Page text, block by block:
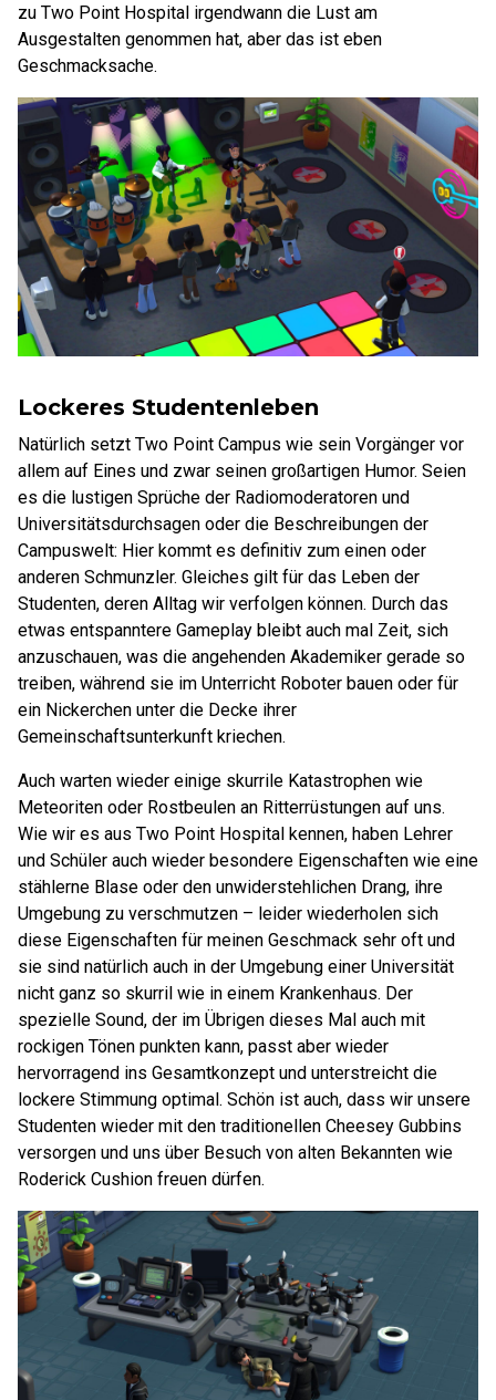
zu Two Point Hospital irgendwann die Lust am
Ausgestalten genommen hat, aber das ist eben
Geschmacksache.
Lockeres Studentenleben
Natürlich setzt Two Point Campus wie sein Vorgänger vor
allem auf Eines und zwar seinen großartigen Humor. Seien
es die lustigen Sprüche der Radiomoderatoren und
Universitätsdurchsagen oder die Beschreibungen der
Campuswelt: Hier kommt es definitiv zum einen oder
anderen Schmunzler. Gleiches gilt für das Leben der
Studenten, deren Alltag wir verfolgen können. Durch das
etwas entspanntere Gameplay bleibt auch mal Zeit, sich
anzuschauen, was die angehenden Akademiker gerade so
treiben, während sie im Unterricht Roboter bauen oder für
ein Nickerchen unter die Decke ihrer
Gemeinschaftsunterkunft kriechen.
Auch warten wieder einige skurrile Katastrophen wie
Meteoriten oder Rostbeulen an Ritterrüstungen auf uns.
Wie wir es aus Two Point Hospital kennen, haben Lehrer
und Schüler auch wieder besondere Eigenschaften wie eine
stählerne Blase oder den unwiderstehlichen Drang, ihre
Umgebung zu verschmutzen – leider wiederholen sich
diese Eigenschaften für meinen Geschmack sehr oft und
sie sind natürlich auch in der Umgebung einer Universität
nicht ganz so skurril wie in einem Krankenhaus. Der
spezielle Sound, der im Übrigen dieses Mal auch mit
rockigen Tönen punkten kann, passt aber wieder
hervorragend ins Gesamtkonzept und unterstreicht die
lockere Stimmung optimal. Schön ist auch, dass wir unsere
Studenten wieder mit den traditionellen Cheesey Gubbins
versorgen und uns über Besuch von alten Bekannten wie
Roderick Cushion freuen dürfen.